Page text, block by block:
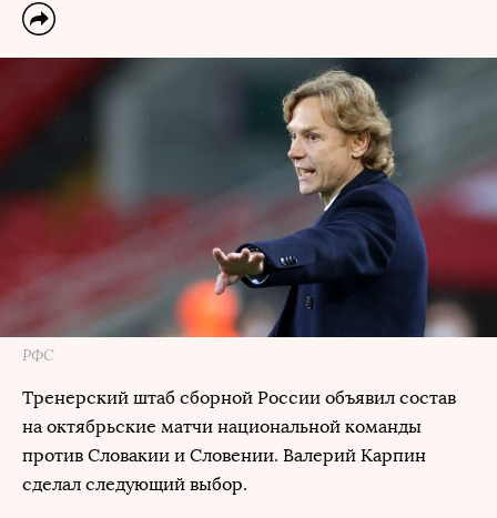
РФС
Тренерский штаб сборной России объявил состав
на октябрьские матчи национальной команды
против Словакии и Словении. Валерий Карпин
сделал следующий выбор.